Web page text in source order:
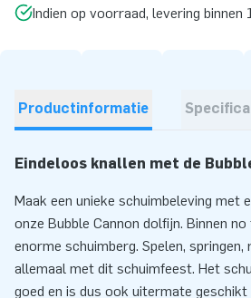
Indien op voorraad, levering binnen
Productinformatie
Eindeloos knallen met de
Maak een unieke schuimbeleving met
onze Bubble Cannon dolfijn. Binnen
enorme schuimberg. Spelen, springen,
allemaal met dit schuimfeest. Het
goed en is dus ook uitermate